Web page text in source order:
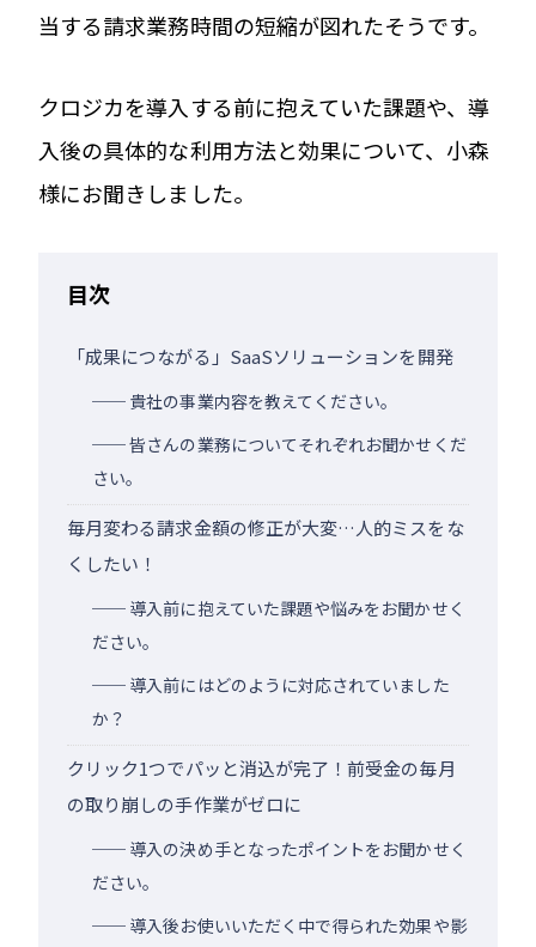
当する請求業務時間の短縮が図れたそうです。
クロジカを導入する前に抱えていた課題や、導
入後の具体的な利用方法と効果について、小森
様にお聞きしました。
目次
「成果につながる」SaaSソリューションを開発
── 貴社の事業内容を教えてください。
── 皆さんの業務についてそれぞれお聞かせくだ
さい。
毎月変わる請求金額の修正が大変…人的ミスをな
くしたい！
── 導入前に抱えていた課題や悩みをお聞かせく
ださい。
── 導入前にはどのように対応されていました
か？
クリック1つでパッと消込が完了！前受金の毎月
の取り崩しの手作業がゼロに
── 導入の決め手となったポイントをお聞かせく
ださい。
── 導入後お使いいただく中で得られた効果や影